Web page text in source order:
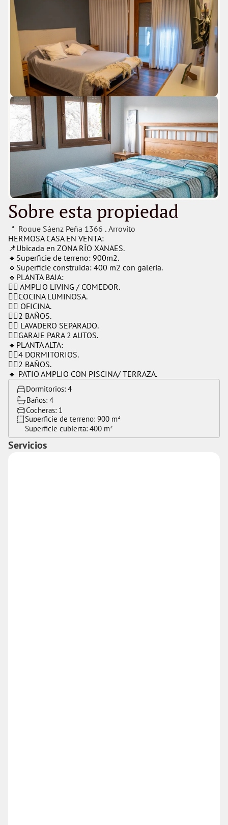
Sobre esta propiedad
Roque Sáenz Peña 1366 , Arroyito
HERMOSA CASA EN VENTA:
📌Ubicada en ZONA RÍO XANAES.
🔹Superficie de terreno: 900m2.
🔹Superficie construida: 400 m2 con galería.
🔹PLANTA BAJA:
👉🏻 AMPLIO LIVING / COMEDOR.
👉🏻COCINA LUMINOSA.
👉🏻 OFICINA.
👉🏻2 BAÑOS.
👉🏻 LAVADERO SEPARADO.
👉🏻GARAJE PARA 2 AUTOS.
🔹PLANTA ALTA:
👉🏻4 DORMITORIOS.
👉🏻2 BAÑOS.
🔹 PATIO AMPLIO CON PISCINA/ TERRAZA.
Dormitorios: 4
Baños: 4
Cocheras: 1
Superficie de terreno: 900 m²
Superficie cubierta: 400 m²
Servicios